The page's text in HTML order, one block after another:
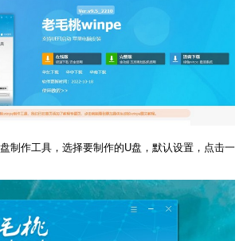
制作工具，选择要制作的U盘，默认设置，点击一